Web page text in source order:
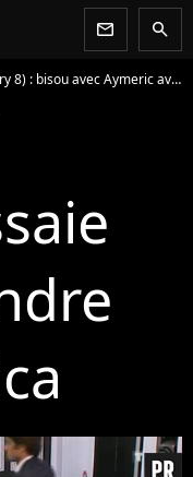
newsletter search
avec Aymeric avant celui avec Geoffrey ?